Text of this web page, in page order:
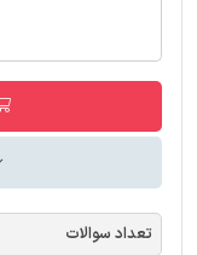
تعداد سوالات